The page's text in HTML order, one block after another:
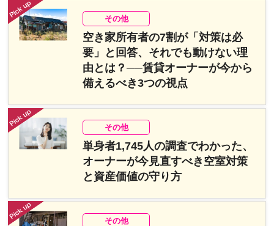
その他
空き家所有者の7割が「対策は必
要」と回答、それでも動けない理
由とは？──賃貸オーナーが今から
備えるべき3つの視点
その他
単身者1,745人の調査でわかった、
オーナーが今見直すべき空室対策
と資産価値の守り方
その他